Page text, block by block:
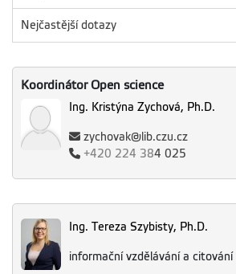
Nejčastější dotazy
Koordinátor Open science
Ing. Kristýna Zychová, Ph.D.
zychovak@lib.czu.cz
+420 224 384 025
Ing. Tereza Szybisty, Ph.D.
informační vzdělávání a citování